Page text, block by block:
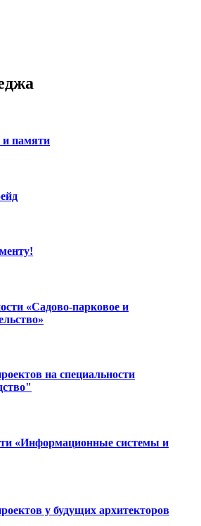
и памяти
«Садово-парковое и
на специальности
«Информационные системы и
у будущих архитекторов